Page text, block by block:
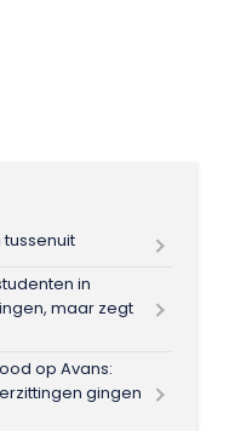
in
maar zegt
op Avans:
gingen